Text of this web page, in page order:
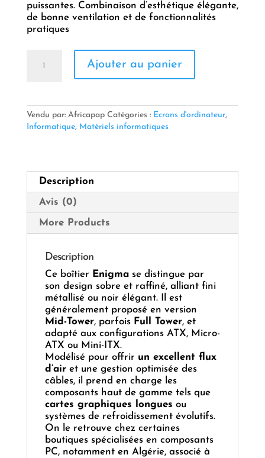
puissantes. Combinaison d’esthétique élégante,
de bonne ventilation et de fonctionnalités
pratiques
–
Tour
Mid-
Tower
Ajouter au panier
Vendu par: Africapap Catégories : Ecrans d'ordinateur,
Informatique, Matériels informatiques
Description
Avis (0)
More Products
Description
Ce boîtier Enigmase distingue par
son design sobre et raffiné, alliant fini
métallisé ou noir élégant. Il est
généralement proposé en version
Mid-Tower, parfois Full Tower, et
adapté aux configurations ATX, Micro-
ATX ou Mini-ITX.
Modélisé pour offrir un excellent flux
d’airet une gestion optimisée des
câbles, il prend en charge les
composants haut de gamme tels que
cartes graphiques longues ou
systèmes de refroidissement évolutifs.
On le retrouve chez certaines
boutiques spécialisées en composants
PC, notamment en Algérie, associé à